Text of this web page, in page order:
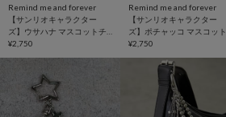
Remind me and forever
【サンリオキャラクター
ズ】ウサハナ マスコットチ
ャーム
¥2,750
Remind me and forever
【サンリオキャラクター
ズ】ポチャッコ マスコット
チャーム
¥2,750